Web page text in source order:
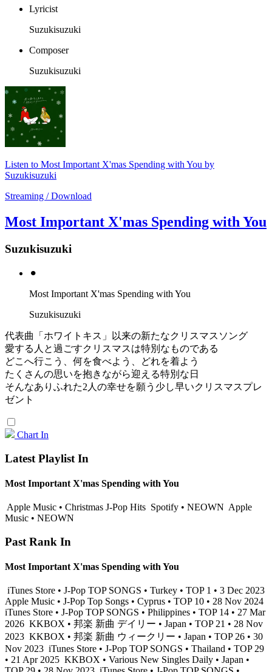
Lyricist
Suzukisuzuki
Composer
Suzukisuzuki
Listen to Most Important X'mas Spending with You by
Suzukisuzuki
Streaming / Download
Most Important X'mas Spending with You
Suzukisuzuki
⚫︎
Most Important X'mas Spending with You
Suzukisuzuki
代表曲「ホワイトキス」以来の新たなクリスマスソング
愛する人と過ごすクリスマスは特別なものである
どこへ行こう、何を食べよう、どれを着よう
たくさんの思いを抱きながら迎える特別な日
そんなありふれた2人の幸せを願う少し早いクリスマスプレ
ゼント
Chart In
Latest Playlist In
Most Important X'mas Spending with You
Apple Music • Christmas J-Pop Hits Spotify • NEOWN Apple
Music • NEOWN
Past Rank In
Most Important X'mas Spending with You
iTunes Store • J-Pop TOP SONGS • Turkey • TOP 1 • 3 Dec 2023
Apple Music • J-Pop Top Songs • Cyprus • TOP 10 • 28 Nov 2024
iTunes Store • J-Pop TOP SONGS • Philippines • TOP 14 • 27 Mar
2026 KKBOX • 邦楽 新曲 デイリー • Japan • TOP 21 • 28 Nov
2023 KKBOX • 邦楽 新曲 ウィークリー • Japan • TOP 26 • 30
Nov 2023 iTunes Store • J-Pop TOP SONGS • Thailand • TOP 29
• 21 Apr 2025 KKBOX • Various New Singles Daily • Japan •